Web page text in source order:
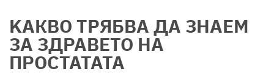
KАКВО ТРЯБВА ДА ЗНАЕМ
ЗА ЗДРАВЕТО НА
ПРОСТАТАТА